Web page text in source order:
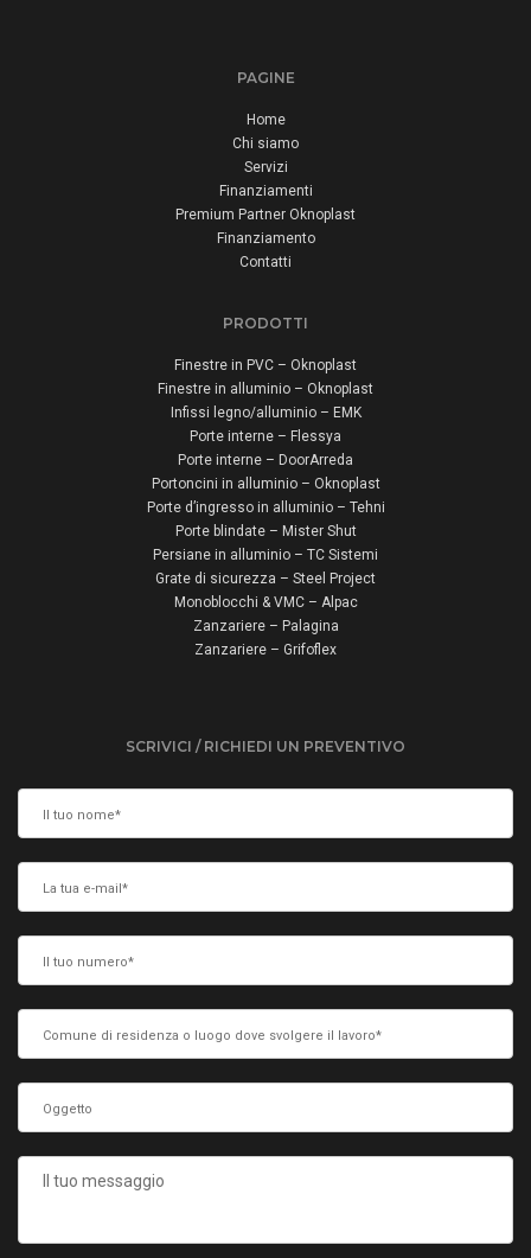
PAGINE
Home
Chi siamo
Servizi
Finanziamenti
Premium Partner Oknoplast
Finanziamento
Contatti
PRODOTTI
Finestre in PVC – Oknoplast
Finestre in alluminio – Oknoplast
Infissi legno/alluminio – EMK
Porte interne – Flessya
Porte interne – DoorArreda
Portoncini in alluminio – Oknoplast
Porte d’ingresso in alluminio – Tehni
Porte blindate – Mister Shut
Persiane in alluminio – TC Sistemi
Grate di sicurezza – Steel Project
Monoblocchi & VMC – Alpac
Zanzariere – Palagina
Zanzariere – Grifoflex
SCRIVICI / RICHIEDI UN PREVENTIVO